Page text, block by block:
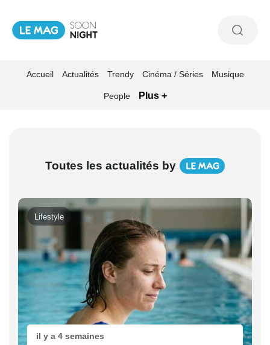
Accueil Actualités Trendy Cinéma / Séries Musique
People Plus +
Toutes les actualités by
Lifestyle
il y a 4 semaines